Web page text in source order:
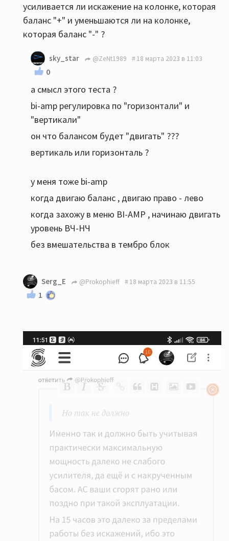
усиливается ли искажение на колонке, которая
баланс "+" и уменьшаются ли на колонке,
которая баланс "-" ?
sky_star @ZeNt1989 18 марта 2023 в 11:03
0
а смысл этого теста ?
bi-amp регулировка по "горизонтали" и
"вертикали"
он что балансом будет "двигать" ???
вертикаль или горизонталь ?
у меня тоже bi-amp
когда двигаю баланс , двигаю право - лево
когда захожу в меню BI-AMP , начинаю двигать
уровень ВЧ-НЧ
без вмешательства в тембро блок
Serg_E @Prokophieff 18 марта 2023 в 11:55
1